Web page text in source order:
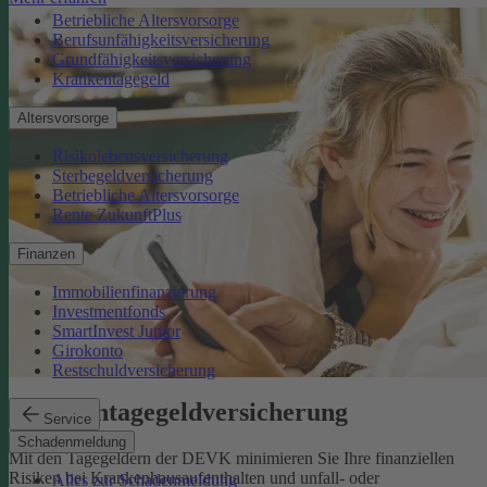
Betriebliche Altersvorsorge
Berufsunfähigkeitsversicherung
Grundfähigkeitsversicherung
Krankentagegeld
Altersvorsorge
Risikolebensversicherung
Sterbegeldversicherung
Betriebliche Altersvorsorge
Rente ZukunftPlus
Finanzen
Immobilienfinanzierung
Investmentfonds
SmartInvest Junior
Girokonto
Restschuldversicherung
Service
Schadenmeldung
Alles zur Schadenmeldung
Krankentagegeldversicherung
Mit den Tagegeldern der DEVK minimieren Sie Ihre finanziellen
Risiken bei Krankenhausaufenthalten und unfall- oder